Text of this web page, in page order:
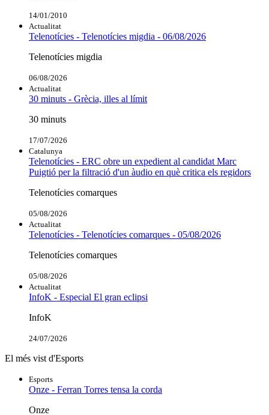
14/01/2010
Actualitat
Telenotícies - Telenotícies migdia - 06/08/2026
Telenotícies migdia
06/08/2026
Actualitat
30 minuts - Grècia, illes al límit
30 minuts
17/07/2026
Catalunya
Telenotícies - ERC obre un expedient al candidat Marc
Puigtió per la filtració d'un àudio en què critica els regidors
Telenotícies comarques
05/08/2026
Actualitat
Telenotícies - Telenotícies comarques - 05/08/2026
Telenotícies comarques
05/08/2026
Actualitat
InfoK - Especial El gran eclipsi
InfoK
24/07/2026
El més vist d'Esports
Esports
Onze - Ferran Torres tensa la corda
Onze